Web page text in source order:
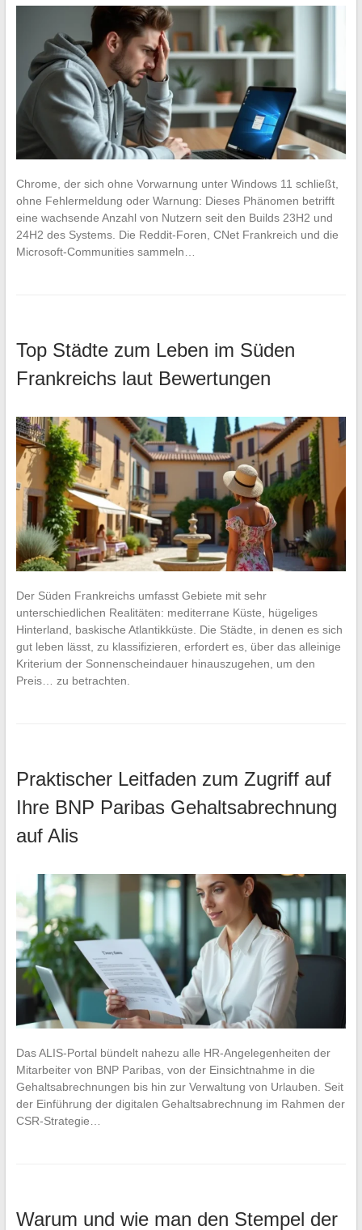
Chrome, der sich ohne Vorwarnung unter Windows 11 schließt,
ohne Fehlermeldung oder Warnung: Dieses Phänomen betrifft
eine wachsende Anzahl von Nutzern seit den Builds 23H2 und
24H2 des Systems. Die Reddit-Foren, CNet Frankreich und die
Microsoft-Communities sammeln…
Top Städte zum Leben im Süden
Frankreichs laut Bewertungen
Der Süden Frankreichs umfasst Gebiete mit sehr
unterschiedlichen Realitäten: mediterrane Küste, hügeliges
Hinterland, baskische Atlantikküste. Die Städte, in denen es sich
gut leben lässt, zu klassifizieren, erfordert es, über das alleinige
Kriterium der Sonnenscheindauer hinauszugehen, um den
Preis… zu betrachten.
Praktischer Leitfaden zum Zugriff auf
Ihre BNP Paribas Gehaltsabrechnung
auf Alis
Das ALIS-Portal bündelt nahezu alle HR-Angelegenheiten der
Mitarbeiter von BNP Paribas, von der Einsichtnahme in die
Gehaltsabrechnungen bis hin zur Verwaltung von Urlauben. Seit
der Einführung der digitalen Gehaltsabrechnung im Rahmen der
CSR-Strategie…
Warum und wie man den Stempel der